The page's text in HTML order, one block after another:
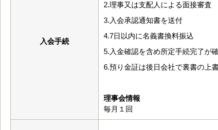
入会手続
2.理事又は支配人による面接審査
3.入会承認通知書を送付
4.7日以内に名義書換料振込
5.入金確認を含め所定手続完了が
6.預り金証は後日会社で裏書の上
理事会情報
毎月１回